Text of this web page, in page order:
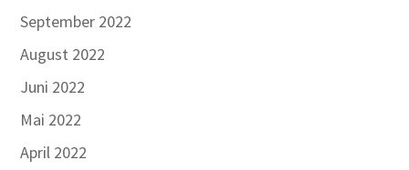
September 2022
August 2022
Juni 2022
Mai 2022
April 2022